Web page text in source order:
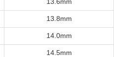
13.8mm
14.0mm
14.5mm